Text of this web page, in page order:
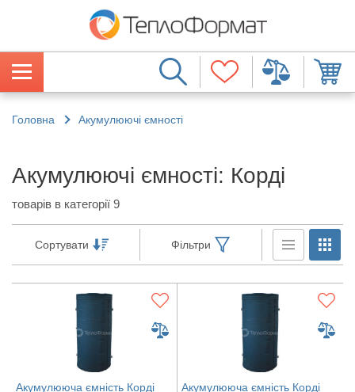
Головна Акумулюючі ємності
Акумулюючі ємності: Корді
товарів в категорії 9
Сортувати Фільтри
Акумулююча ємність Корді
Акумулююча ємність Корді